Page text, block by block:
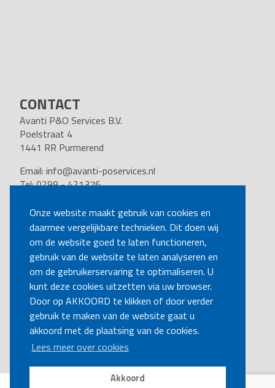
Onze website maakt gebruik van cookies en
daarmee vergelijkbare technieken. Dit doen wij
om de website goed te laten functioneren,
gebruik van de website te laten analyseren en
om de gebruikerservaring te optimaliseren. U
kunt deze cookies uitzetten via uw browser.
Door op AKKOORD te klikken of door verder
gebruik te maken van de website gaat u
akkoord met de plaatsing van de cookies.
Lees meer over cookies
Akkoord
CONTACT
Avanti P&O Services B.V.
Poelstraat 4
1441 RR Purmerend
Email: info@avanti-poservices.nl
Tel: 0299 - 421376
Kvk nummer: 37140121
VOLG ONS
BEL MIJ TERUG
MAAK EEN AFSPRAAK